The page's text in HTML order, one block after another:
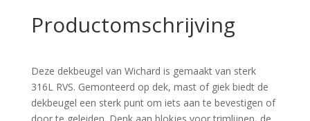
aantal
Productomschrijving
Deze dekbeugel van Wichard is gemaakt van sterk
316L RVS. Gemonteerd op dek, mast of giek biedt de
dekbeugel een sterk punt om iets aan te bevestigen of